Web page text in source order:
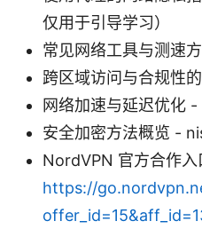
仅用于引导学习）
常见网络工具与测速
跨区域访问与合规性
网络加速与延迟优化
安全加密方法概览 -
NordVPN 官方合作入
https://